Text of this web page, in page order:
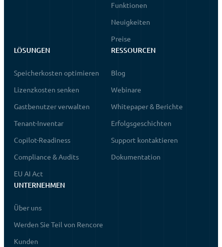
Funktionen
Neuigkeiten
Preise
LÖSUNGEN
Speicherkosten optimieren
Lizenzkosten senken
Gastbenutzer verwalten
Tenant-Inventar
Copilot-Readiness
Compliance & Audits
EU AI Act
RESSOURCEN
Blog
Webinare
Whitepaper & Berichte
Erfolgsgeschichten
Support kontaktieren
Dokumentation
UNTERNEHMEN
Über uns
Werden Sie Teil von Rencore
Kunden